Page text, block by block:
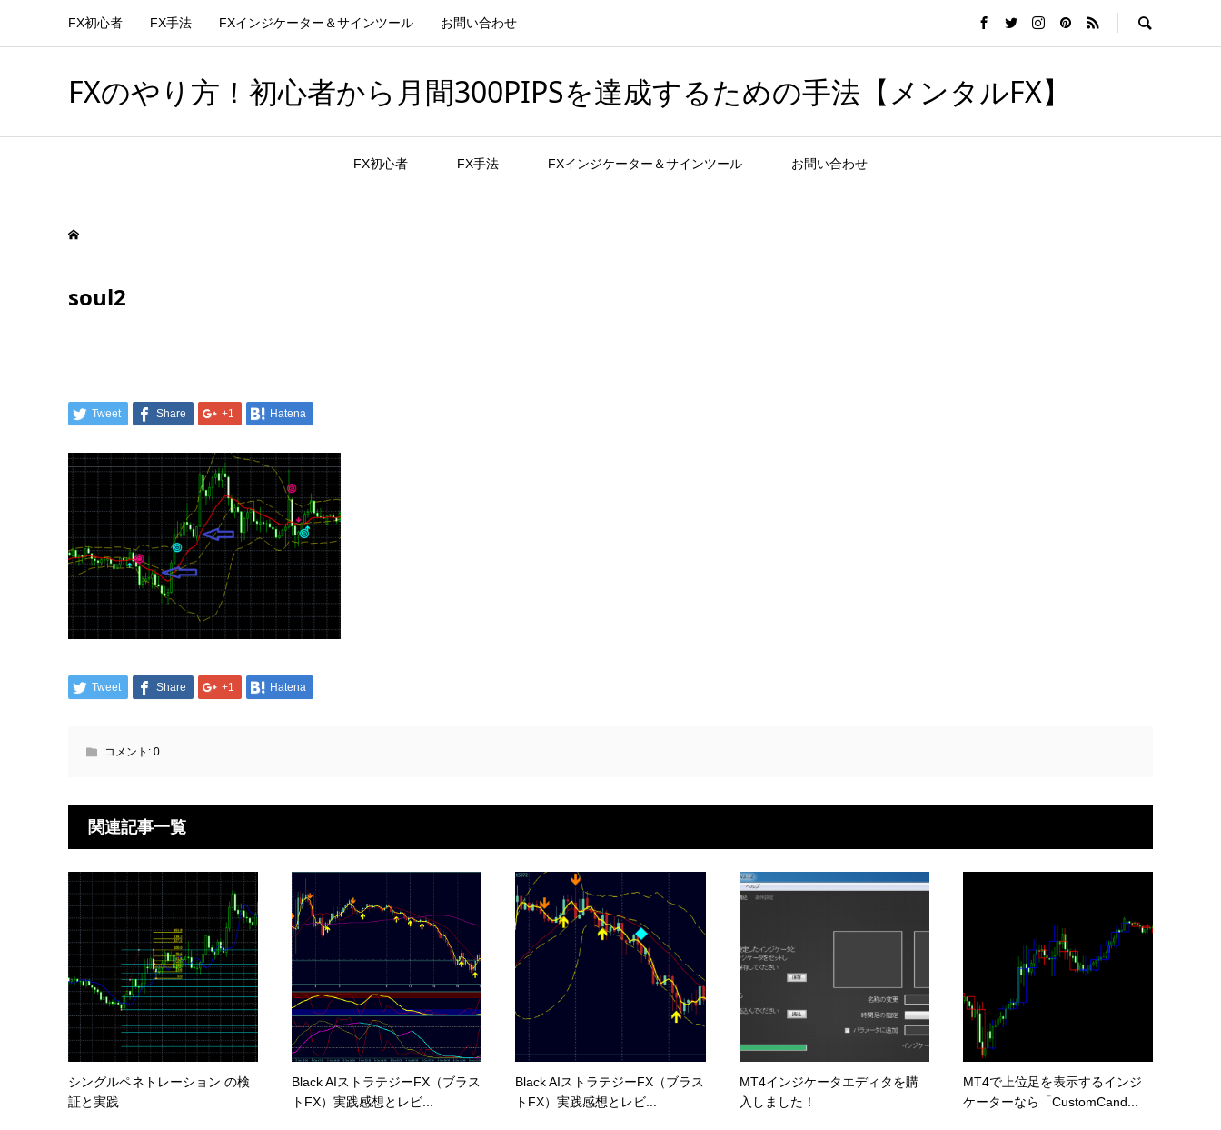
FX初心者 FX手法 FXインジケーター＆サインツール お問い合わせ
FXのやり方！初心者から月間300PIPSを達成するための手法【メンタルFX】
FX初心者 FX手法 FXインジケーター＆サインツール お問い合わせ
soul2
Tweet Share +1 Hatena
Tweet Share +1 Hatena
コメント: 0
関連記事一覧
シングルペネトレーション の検
証と実践
Black AIストラテジーFX（ブラス
トFX）実践感想とレビ...
Black AIストラテジーFX（ブラス
トFX）実践感想とレビ...
MT4インジケータエディタを購
入しました！
MT4で上位足を表示するインジ
ケーターなら「CustomCand...